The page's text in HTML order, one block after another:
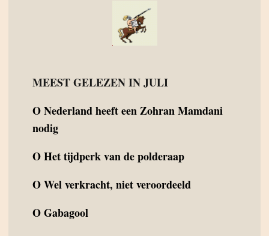
MEEST GELEZEN IN JULI
ONederland heeft een Zohran Mamdani
nodig
OHet tijdperk van de polderaap
OWel verkracht, niet veroordeeld
OGabagool